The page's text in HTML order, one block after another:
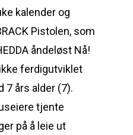
kalender og
Pistolen, som
åndeløst Nå!
ferdigutviklet
7 års alder (7).
tjente
på å leie ut